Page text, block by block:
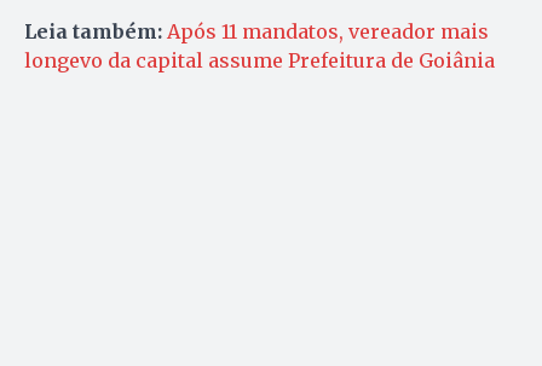
Leia também: Após 11 mandatos, vereador mais
longevo da capital assume Prefeitura de Goiânia